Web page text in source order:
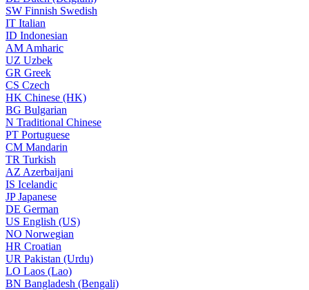
SW Finnish Swedish
IT Italian
ID Indonesian
AM Amharic
UZ Uzbek
GR Greek
CS Czech
HK Chinese (HK)
BG Bulgarian
N Traditional Chinese
PT Portuguese
CM Mandarin
TR Turkish
AZ Azerbaijani
IS Icelandic
JPJapanese
DE German
US English (US)
NO Norwegian
HR Croatian
UR Pakistan (Urdu)
LO Laos (Lao)
BN Bangladesh (Bengali)